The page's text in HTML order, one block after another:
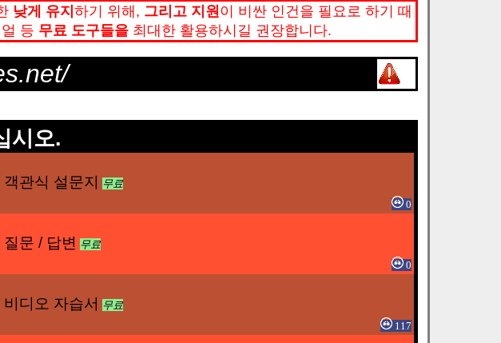
낮게 유지 하기 위해, 그리고 지원이 비싼 인건을 필요로 하기 때
등 무료 도구들을 최대한 활용하시길 권장합니다.
시오.
객관식 설문지
무료
0
질문 / 답변 무료
0
비디오 자습서 무료
117